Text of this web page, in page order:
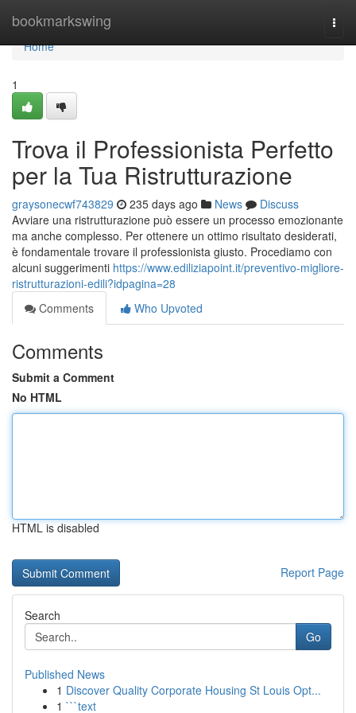
bookmarkswing
Home
Home
1
Trova il Professionista Perfetto
per la Tua Ristrutturazione
graysonecwf743829 235 days ago News
Discuss
Avviare una ristrutturazione può essere un processo emozionante
ma anche complesso. Per ottenere un ottimo risultato desiderati,
è fondamentale trovare il professionista giusto. Procediamo con
alcuni suggerimenti https://www.ediliziapoint.it/preventivo-migliore-
ristrutturazioni-edili?idpagina=28
Comments
Who Upvoted
Comments
Submit a Comment
No HTML
HTML is disabled
Report Page
Search
Go
Published News
1 Discover Quality Corporate Housing St Louis Opt...
1 ```text